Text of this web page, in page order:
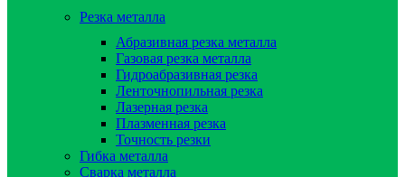
Резка металла
Абразивная резка металла
Газовая резка металла
Гидроaбразивная резка
Ленточнопильная резка
Лазерная резка
Плазменная резка
Точность резки
Гибка металла
Сварка металла